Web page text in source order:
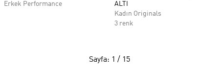
Erkek Performance
ALTI
Kadın Originals
3 renk
Sayfa: 1 / 15